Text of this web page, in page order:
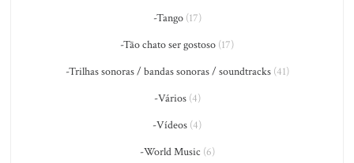
-Tango(17)
-Tão chato ser gostoso (17)
-Trilhas sonoras / bandas sonoras / soundtracks(41)
-Vários(4)
-Vídeos (4)
-World Music (6)